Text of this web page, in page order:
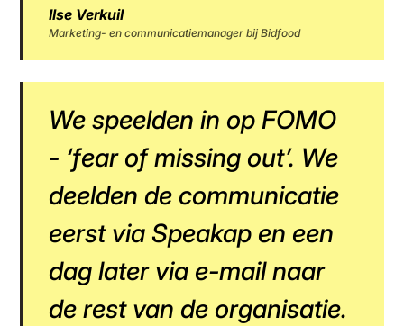
Ilse Verkuil
Marketing- en communicatiemanager bij Bidfood
We speelden in op FOMO
- ‘fear of missing out’. We
deelden de communicatie
eerst via Speakap en een
dag later via e-mail naar
de rest van de organisatie.